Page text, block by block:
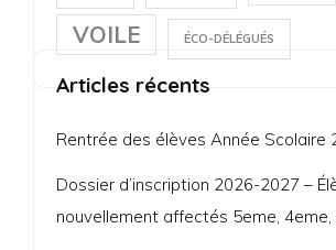
VOILE ÉCO-DÉLÉGUÉS
Articles récents
Rentrée des élèves Année Scolaire
Dossier d’inscription 2026-2027 –
nouvellement affectés 5eme, 4eme,